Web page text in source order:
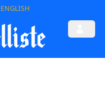
ENGLISH